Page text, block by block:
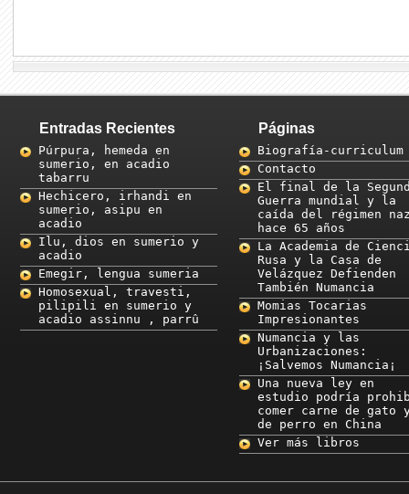
Entradas Recientes
Púrpura, hemeda en
sumerio, en acadio
tabarru
Hechicero, irhandi en
sumerio, asipu en
acadio
Ilu, dios en sumerio y
acadio
Emegir, lengua sumeria
Homosexual, travesti,
pilipili en sumerio y
acadio assinnu , parrû
Páginas
Biografía-curriculum
Contacto
El final de la
Guerra mundial y la
caída del régimen
hace 65 años
La Academia de
Rusa y la Casa de
Velázquez Defienden
También Numancia
Momias Tocarias
Impresionantes
Numancia y las
Urbanizaciones:
¡Salvemos Numancia¡
Una nueva ley en
estudio podría
comer carne de gato
de perro en China
Ver más libros